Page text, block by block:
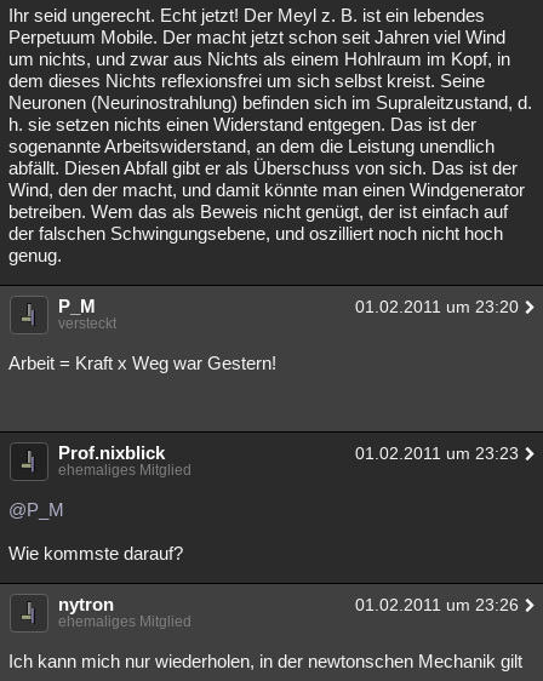
Ihr seid ungerecht. Echt jetzt! Der Meyl z. B. ist ein lebendes
Perpetuum Mobile. Der macht jetzt schon seit Jahren viel Wind
um nichts, und zwar aus Nichts als einem Hohlraum im Kopf, in
dem dieses Nichts reflexionsfrei um sich selbst kreist. Seine
Neuronen (Neurinostrahlung) befinden sich im Supraleitzustand, d.
h. sie setzen nichts einen Widerstand entgegen. Das ist der
sogenannte Arbeitswiderstand, an dem die Leistung unendlich
abfällt. Diesen Abfall gibt er als Überschuss von sich. Das ist der
Wind, den der macht, und damit könnte man einen Windgenerator
betreiben. Wem das als Beweis nicht genügt, der ist einfach auf
der falschen Schwingungsebene, und oszilliert noch nicht hoch
genug.
P_M 01.02.2011 um 23:20
versteckt
Arbeit = Kraft x Weg war Gestern!
Prof.nixblick 01.02.2011 um 23:23
ehemaliges Mitglied
@P_M
Wie kommste darauf?
nytron 01.02.2011 um 23:26
ehemaliges Mitglied
Ich kann mich nur wiederholen, in der newtonschen Mechanik gilt